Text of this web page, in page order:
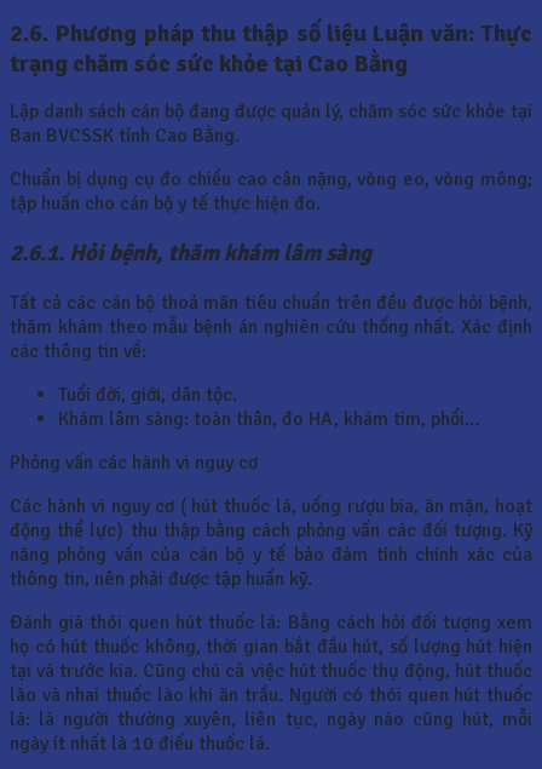
2.6. Phương pháp thu thập số liệu Luận văn: Thực
trạng chăm sóc sức khỏe tại Cao Bằng
Lập danh sách cán bộ đang được quản lý, chăm sóc sức khỏe tại
Ban BVCSSK tỉnh Cao Bằng.
Chuẩn bị dụng cụ đo chiều cao cân nặng, vòng eo, vòng mông;
tập huấn cho cán bộ y tế thực hiện đo.
2.6.1. Hỏi bệnh, thăm khám lâm sàng
Tất cả các cán bộ thoả mãn tiêu chuẩn trên đều được hỏi bệnh,
thăm khám theo mẫu bệnh án nghiên cứu thống nhất. Xác định
các thông tin về:
Tuổi đời, giới, dân tộc.
Khám lâm sàng: toàn thân, đo HA, khám tim, phổi…
Phỏng vấn các hành vi nguy cơ
Các hành vi nguy cơ ( hút thuốc lá, uống rượu bia, ăn mặn, hoạt
động thể lực) thu thập bằng cách phỏng vấn các đối tượng. Kỹ
năng phỏng vấn của cán bộ y tế bảo đảm tính chính xác của
thông tin, nên phải được tập huấn kỹ.
Đánh giá thói quen hút thuốc lá: Bằng cách hỏi đối tượng xem
họ có hút thuốc không, thời gian bắt đầu hút, số lượng hút hiện
tại và trước kia. Cũng chú cả việc hút thuốc thụ động, hút thuốc
lào và nhai thuốc lào khi ăn trầu. Người có thói quen hút thuốc
lá: là người thường xuyên, liên tục, ngày nào cũng hút, mỗi
ngày ít nhất là 10 điếu thuốc lá.